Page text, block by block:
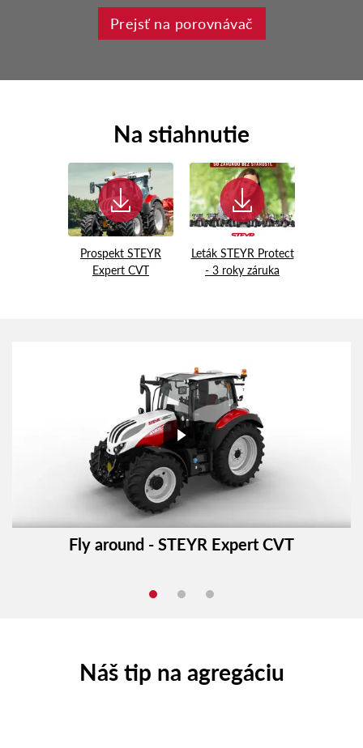
Prejsť na porovnávač
Na stiahnutie
Prospekt STEYR
Expert CVT
Leták STEYR Protect
- 3 roky záruka
Fly around - STEYR Expert CVT
Náš tip na agregáciu